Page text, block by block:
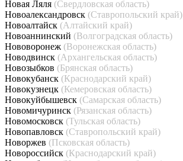
Новая Ляля (Свердловская область)
Новоалександровск (Ставропольский край)
Новоалтайск (Алтайский край)
Новоаннинский (Волгоградская область)
Нововоронеж (Воронежская область)
Новодвинск (Архангельская область)
Новозыбков (Брянская область)
Новокубанск (Краснодарский край)
Новокузнецк (Кемеровская область)
Новокуйбышевск (Самарская область)
Новомичуринск (Рязанская область)
Новомосковск (Тульская область)
Новопавловск (Ставропольский край)
Новоржев (Псковская область)
Новороссийск (Краснодарский край)